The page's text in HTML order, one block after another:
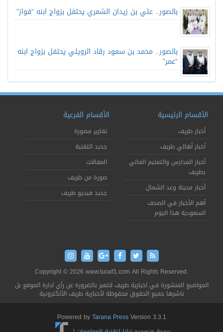
بالصور.. علي بن زيدان الشمري يحتفل بزواج ابنه “فواز”
بالصور.. محمد بن سعود رقاد الرويلي يحتفل بزواج ابنه
“عمر”
الأقسام الرئيسية
أخبار طريف
أخبار أهالي طريف
أخبار المدارس والتعليم العالي
بطريف
أخبار مدينة وعد الشمال
أهم الأخبار في الصحف
السعودية هذا اليوم
الأقسام الفرعية
تقارير مصورة
جديد التقنية
المقالات
صورة من طريف
جديد فيديو طريف
Copyright © 2026 www.turaif1.com All Rights Reserved.
المواضيع المنشورة في اخبارية طريف لاتعبر بالضرورة عن رأي ادارة الموقع بل
ناشرها جميع الحقوق محفوظة لأخبارية طريف الألكترونية
Powered byTarana PressVersion 3.3.1